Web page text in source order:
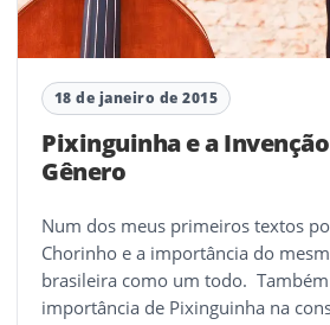
18 de janeiro de 2015
Pixinguinha e a
Gênero
Num dos meus primeiros textos
Chorinho e a importância do
brasileira como um todo.
importância de Pixinguinha na